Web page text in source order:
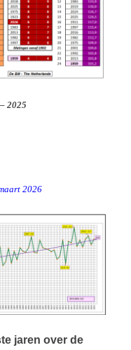
2025
2026
jaren over de